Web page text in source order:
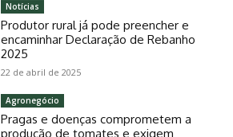
Notícias
Produtor rural já pode preencher e
encaminhar Declaração de Rebanho
2025
22 de abril de 2025
Agronegócio
Pragas e doenças comprometem a
produção de tomates e exigem